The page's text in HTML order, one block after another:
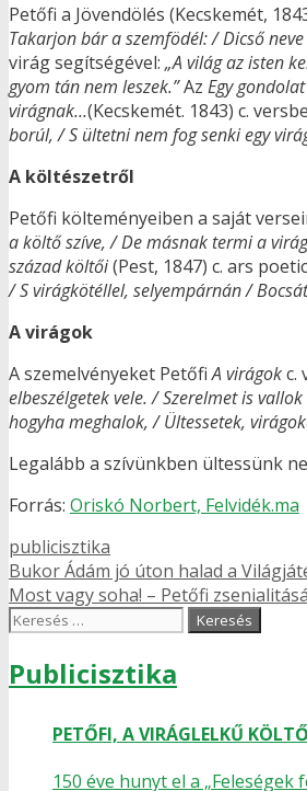
Petőfi a Jövendölés (Kecskemét,
Takarjon bár a szemfödél: / Dicső
virág segítségével: „A világ az isten
gyom tán nem leszek.”Az Egy
virágnak…(Kecskemét. 1843) c.
borúl, / S ültetni nem fog senki egy
A költészetről
Petőfi költeményeiben a saját
a költő szíve, / De másnak termi a
század költői(Pest, 1847) c. ars
/ S virágkötéllel, selyempárnán /
A virágok
A szemelvényeket PetőfiA virágokc.
elbeszélgetek vele. / Szerelmet is
hogyha meghalok, / Ültessetek,
Legalább a szívünkben ültessünk
Forrás: Oriskó Norbert, Felvidék.ma
Kategória
publicisztika
Bejegyzés
navigáció
Bukor Ádám jó úton halad a
Most vagy soha! – Petőfi
Keresés:
Publicisztika
PETŐFI, A VIRÁGLELKŰ KÖLTŐ
150 éve hunyt el a „Feleségek